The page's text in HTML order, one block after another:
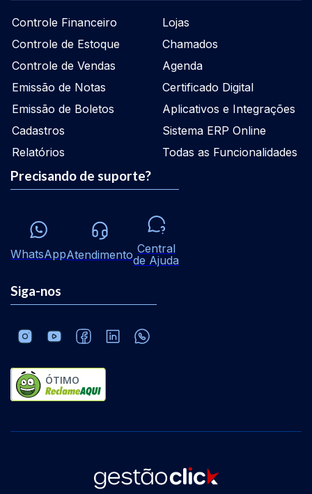
Controle Financeiro
Controle de Estoque
Controle de Vendas
Emissão de Notas
Emissão de Boletos
Cadastros
Relatórios
Lojas
Chamados
Agenda
Certificado Digital
Aplicativos e Integrações
Sistema ERP Online
Todas as Funcionalidades
Precisando de suporte?
WhatsAppAtendimento Central
de Ajuda
Siga-nos
ÓTIMO